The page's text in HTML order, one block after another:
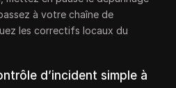
à votre chaîne de
les correctifs locaux du
d’incident simple à